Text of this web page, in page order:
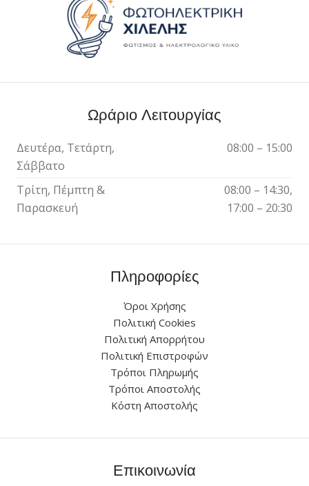
Ωράριο Λειτουργίας
Δευτέρα, Τετάρτη,
Σάββατο
08:00 – 15:00
Τρίτη, Πέμπτη &
Παρασκευή
08:00 – 14:30,
17:00 – 20:30
Πληροφορίες
Όροι Χρήσης
Πολιτική Cookies
Πολιτική Απορρήτου
Πολιτική Επιστροφών
Τρόποι Πληρωμής
Τρόποι Αποστολής
Κόστη Αποστολής
Επικοινωνία